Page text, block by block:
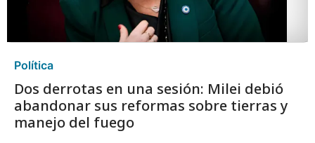
Política
Dos derrotas en una sesión: Milei debió
abandonar sus reformas sobre tierras y
manejo del fuego